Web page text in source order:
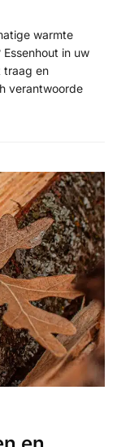
warmte
in uw
traag en
verantwoorde